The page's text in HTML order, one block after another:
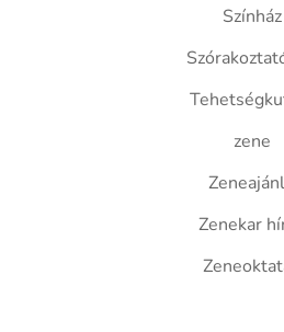
Színház
zene
Zenekar